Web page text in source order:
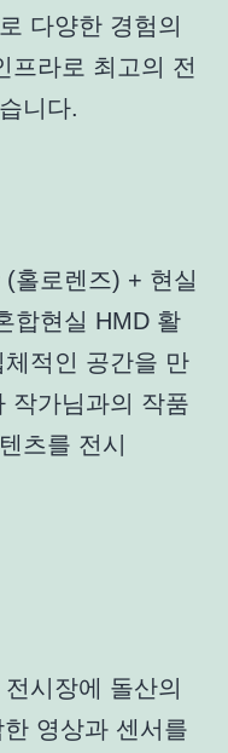
다양한 경험의
프라로 최고의 전
니다.
홀로렌즈) + 현실
합현실 HMD 활
적인 공간을 만
작가님과의 작품
츠를 전시
시장에 돌산의
영상과 센서를